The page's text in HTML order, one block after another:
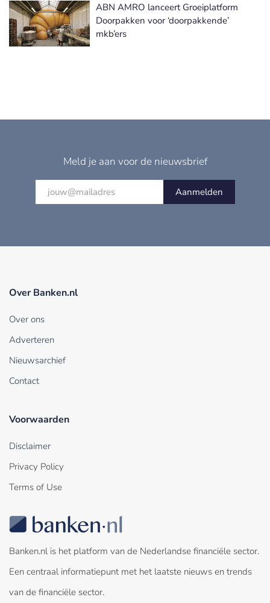
ABN AMRO lanceert Groeiplatform
Doorpakken voor ‘doorpakkende’
mkb’ers
Meld je aan voor de nieuwsbrief
Aanmelden
Over Banken.nl
Over ons
Adverteren
Nieuwsarchief
Contact
Voorwaarden
Disclaimer
Privacy Policy
Terms of Use
Banken.nl is het platform van de Nederlandse financiële sector.
Een centraal informatiepunt met het laatste nieuws en trends
van de financiële sector.